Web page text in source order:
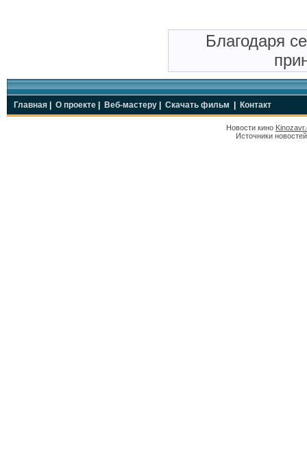
Благодаря
Главная О проекте Веб-мастеру Скачать фильм Контакт
Новости кино
Источники